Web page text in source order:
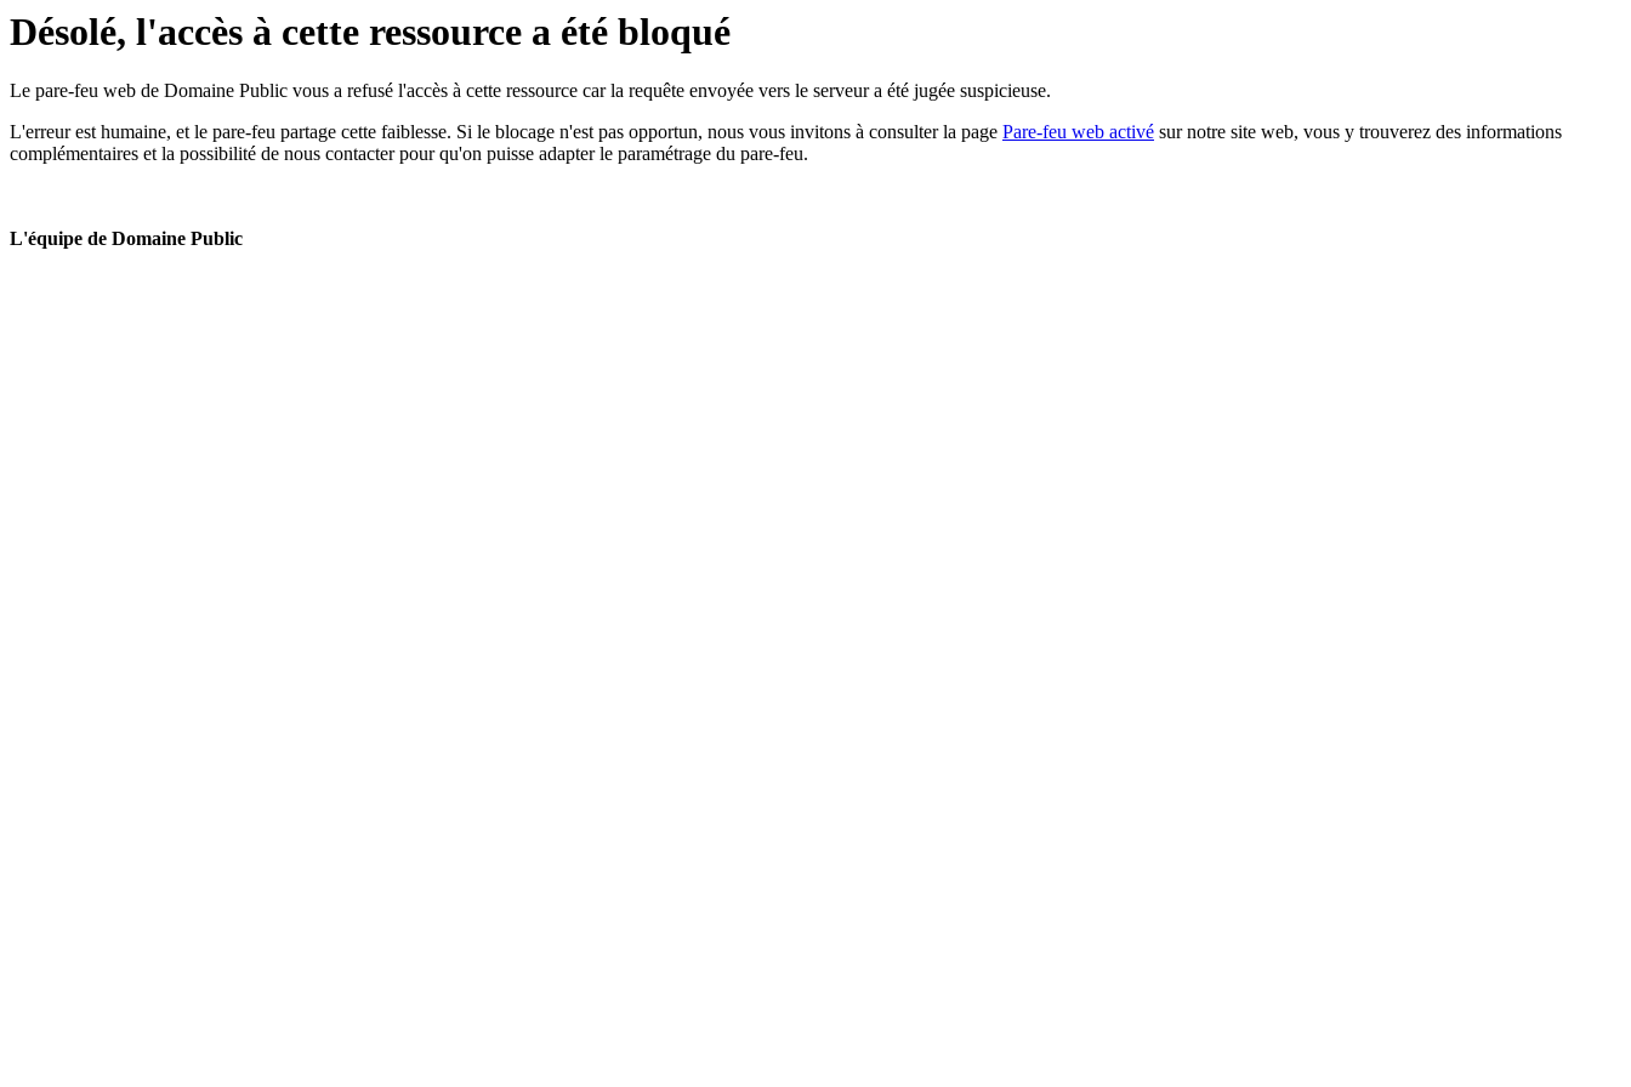
Désolé, l'accès à cette ressource a été bloqué
Le pare-feu web de Domaine Public vous a refusé l'accès à cette ressource car la requête envoyée vers le serveur a été jugée suspicieuse.
L'erreur est humaine, et le pare-feu partage cette faiblesse. Si le blocage n'est pas opportun, nous vous invitons à consulter la page Pare-feu web activé sur notre site web, vous y trouverez des informations
complémentaires et la possibilité de nous contacter pour qu'on puisse adapter le paramétrage du pare-feu.
L'équipe de Domaine Public